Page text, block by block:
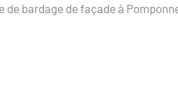
bardage de façade à